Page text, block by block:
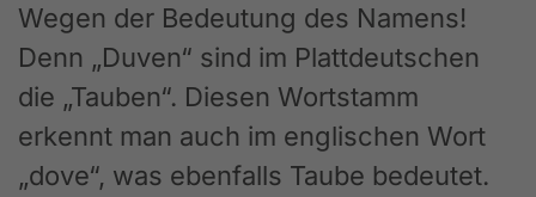
Wegen der Bedeutung des Namens!
Denn „Duven“ sind im Plattdeutschen
die „Tauben“. Diesen Wortstamm
erkennt man auch im englischen Wort
„dove“, was ebenfalls Taube bedeutet.